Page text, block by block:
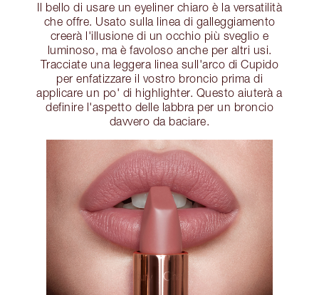
Il bello di usare un eyeliner chiaro è la versatilità
che offre. Usato sulla linea di galleggiamento
creerà l'illusione di un occhio più sveglio e
luminoso, ma è favoloso anche per altri usi.
Tracciate una leggera linea sull'arco di Cupido
per enfatizzare il vostro broncio prima di
applicare un po' di highlighter. Questo aiuterà a
definire l'aspetto delle labbra per un broncio
davvero da baciare.